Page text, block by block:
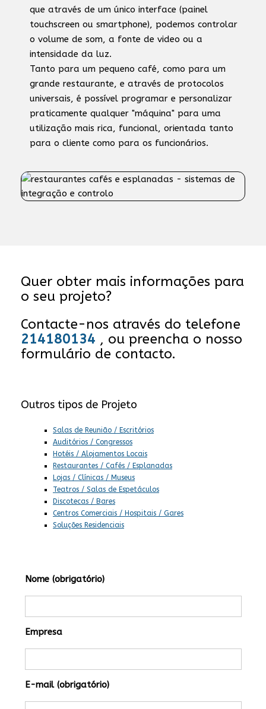
que através de um único interface (painel
touchscreen ou smartphone), podemos controlar
o volume de som, a fonte de video ou a
intensidade da luz.
Tanto para um pequeno café, como para um
grande restaurante, e através de protocolos
universais, é possível programar e personalizar
praticamente qualquer "máquina" para uma
utilização mais rica, funcional, orientada tanto
para o cliente como para os funcionários.
Quer obter mais informações para
o seu projeto?
Contacte-nos através do telefone
214180134 , ou preencha o nosso
formulário de contacto.
Outros tipos de Projeto
Salas de Reunião / Escritórios
Auditórios / Congressos
Hotéis / Alojamentos Locais
Restaurantes / Cafés / Esplanadas
Lojas / Clínicas / Museus
Teatros / Salas de Espetáculos
Discotecas / Bares
Centros Comerciais / Hospitais / Gares
Soluções Residenciais
Nome (obrigatório)
Empresa
E-mail (obrigatório)